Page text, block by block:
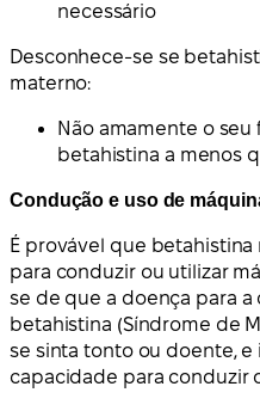
necessário
Desconhece-se se
materno:
Não amamente o
betahistina a menos
Condução e uso de
É provável que
para conduzir ou utilizar
se de que a doença para
betahistina (Síndrome de
se sinta tonto ou doente, e
capacidade para conduzir